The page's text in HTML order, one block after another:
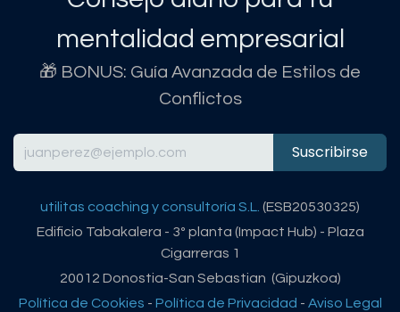
mentalidad empresarial
🎁 BONUS: Guía Avanzada de Estilos de
Conflictos
Suscribirse
utilitas coaching y consultoría S.L. (ESB20530325)
Edificio Tabakalera - 3º planta (Impact Hub) - Plaza
Cigarreras 1
20012 Donostia-San Sebastian (Gipuzkoa)
Política de Cookies - Política de Privacidad - Aviso Legal